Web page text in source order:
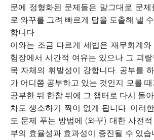
문에 정형화된 문제들은 말그대로 문
로 와꾸를 그려 빠르게 답을 도출해 낼
합니다.
이와는 조금 다르게 세법은 재무회계
험장에서 시간적 여유는 있으나 그 괴
목 자체의 휘발성이 강합니다. 공부를
가 어디쯤 공부하고 있는 것인지 모를
공부한 뒤 한참 뒤에 그 챕터로 다시 돌
차도 생소하기 짝이 없게 됩니다. 이러
도 문제 푸는 방법에 (와꾸) 대한 사전
부의 효율성과 효과성이 증진될 수 있